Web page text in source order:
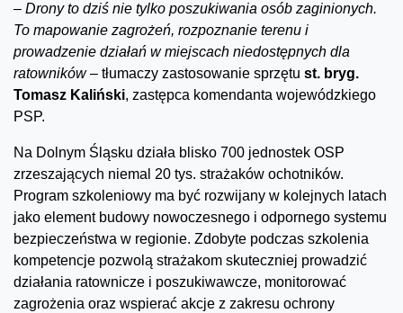
– Drony to dziś nie tylko poszukiwania osób zaginionych.
To mapowanie zagrożeń, rozpoznanie terenu i
prowadzenie działań w miejscach niedostępnych dla
ratowników– tłumaczy zastosowanie sprzętu st. bryg.
Tomasz Kaliński, zastępca komendanta wojewódzkiego
PSP.
Na Dolnym Śląsku działa blisko 700 jednostek OSP
zrzeszających niemal 20 tys. strażaków ochotników.
Program szkoleniowy ma być rozwijany w kolejnych latach
jako element budowy nowoczesnego i odpornego systemu
bezpieczeństwa w regionie. Zdobyte podczas szkolenia
kompetencje pozwolą strażakom skuteczniej prowadzić
działania ratownicze i poszukiwawcze, monitorować
zagrożenia oraz wspierać akcje z zakresu ochrony